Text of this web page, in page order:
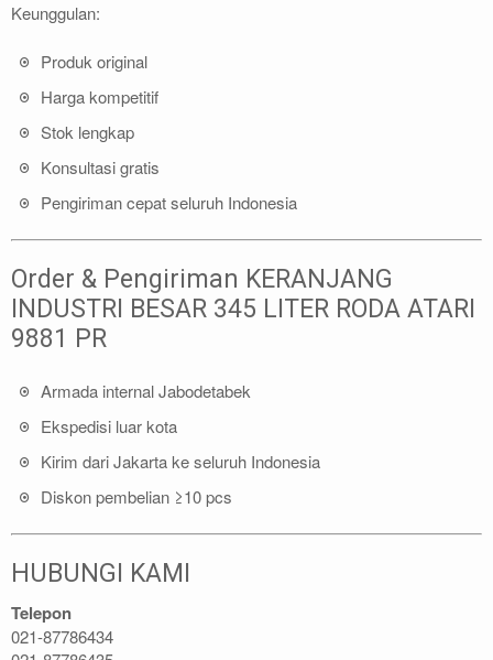
Keunggulan:
Produk original
Harga kompetitif
Stok lengkap
Konsultasi gratis
Pengiriman cepat seluruh Indonesia
Order & Pengiriman KERANJANG
INDUSTRI BESAR 345 LITER RODA ATARI
9881 PR
Armada internal Jabodetabek
Ekspedisi luar kota
Kirim dari Jakarta ke seluruh Indonesia
Diskon pembelian ≥10 pcs
HUBUNGI KAMI
Telepon
021-87786434